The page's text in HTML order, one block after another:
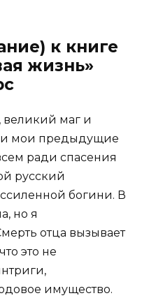
к книге
жизнь»
великий маг и
мои предыдущие
ради спасения
русский
богини. В
но я
отца вызывает
это не
имущество.